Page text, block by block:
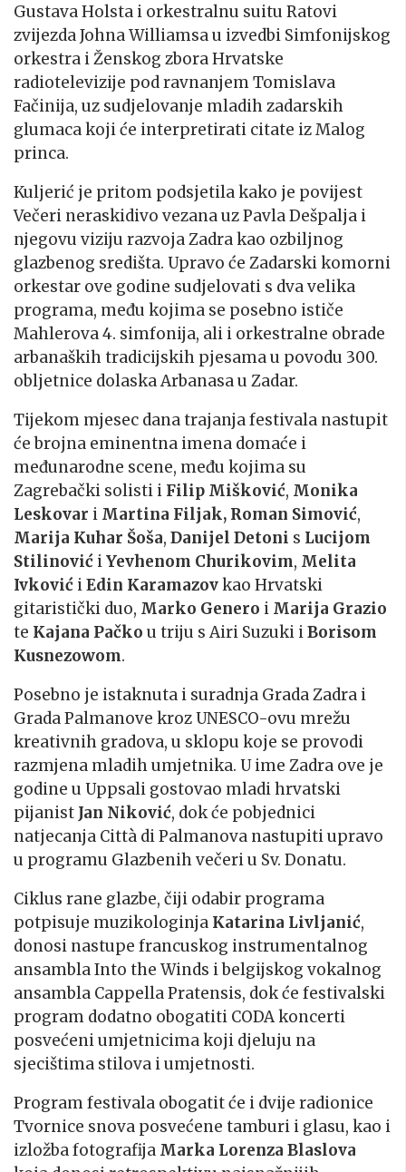
Gustava Holsta i orkestralnu suitu Ratovi
zvijezda Johna Williamsa u izvedbi Simfonijskog
orkestra i Ženskog zbora Hrvatske
radiotelevizije pod ravnanjem Tomislava
Fačinija, uz sudjelovanje mladih zadarskih
glumaca koji će interpretirati citate iz Malog
princa.
Kuljerić je pritom podsjetila kako je povijest
Večeri neraskidivo vezana uz Pavla Dešpalja i
njegovu viziju razvoja Zadra kao ozbiljnog
glazbenog središta. Upravo će Zadarski komorni
orkestar ove godine sudjelovati s dva velika
programa, među kojima se posebno ističe
Mahlerova 4. simfonija, ali i orkestralne obrade
arbanaških tradicijskih pjesama u povodu 300.
obljetnice dolaska Arbanasa u Zadar.
Tijekom mjesec dana trajanja festivala nastupit
će brojna eminentna imena domaće i
međunarodne scene, među kojima su
Zagrebački solisti i Filip Mišković, Monika
Leskovar i Martina Filjak, Roman Simović,
Marija Kuhar Šoša, Danijel Detoni s Lucijom
Stilinović iYevhenom Churikovim, Melita
Ivković iEdin Karamazovkao Hrvatski
gitaristički duo, Marko Genero i Marija Grazio
te Kajana Pačko u triju s Airi Suzuki iBorisom
Kusnezowom.
Posebno je istaknuta i suradnja Grada Zadra i
Grada Palmanove kroz UNESCO-ovu mrežu
kreativnih gradova, u sklopu koje se provodi
razmjena mladih umjetnika. U ime Zadra ove je
godine u Uppsali gostovao mladi hrvatski
pijanist Jan Niković, dok će pobjednici
natjecanja Città di Palmanova nastupiti upravo
u programu Glazbenih večeri u Sv. Donatu.
Ciklus rane glazbe, čiji odabir programa
potpisuje muzikologinja Katarina Livljanić,
donosi nastupe francuskog instrumentalnog
ansambla Into the Winds i belgijskog vokalnog
ansambla Cappella Pratensis, dok će festivalski
program dodatno obogatiti CODA koncerti
posvećeni umjetnicima koji djeluju na
sjecištima stilova i umjetnosti.
Program festivala obogatit će i dvije radionice
Tvornice snova posvećene tamburi i glasu, kao i
izložba fotografija Marka Lorenza Blaslova